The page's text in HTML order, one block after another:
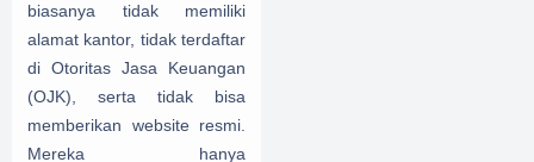
biasanya tidak memiliki
alamat kantor, tidak terdaftar
di Otoritas Jasa Keuangan
(OJK), serta tidak bisa
memberikan website resmi.
Mereka hanya